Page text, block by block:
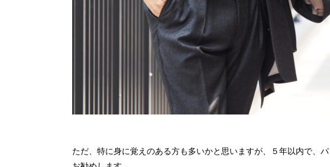
ただ、特に身に覚えのある方も多いかと思いますが、５年以内で、